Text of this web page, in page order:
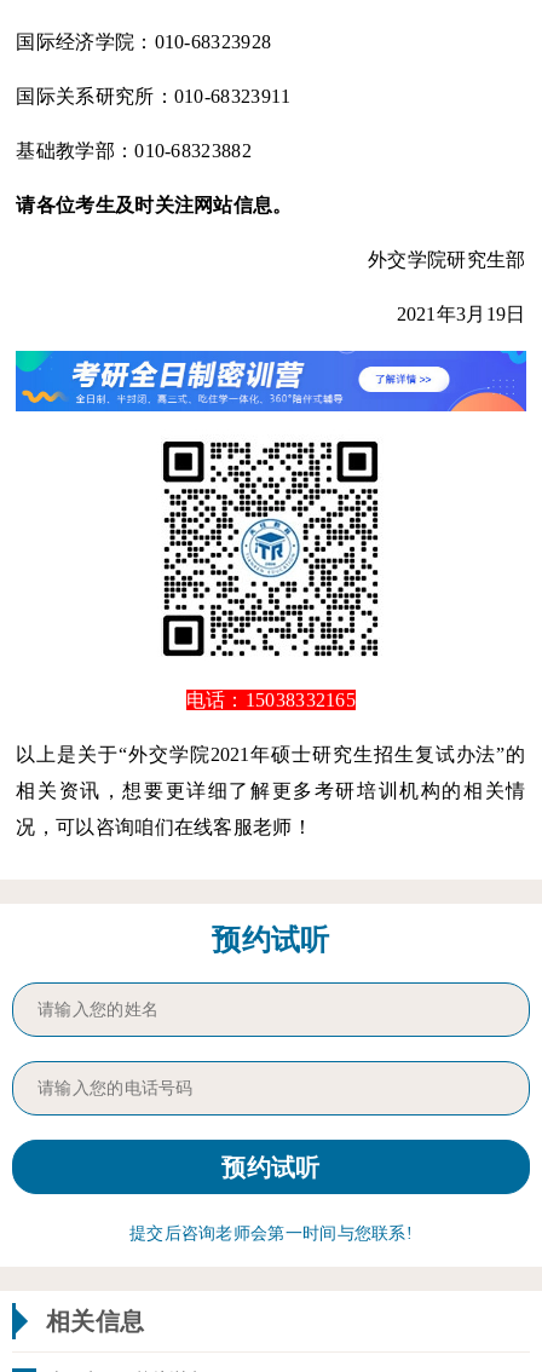
国际经济学院：010-68323928
国际关系研究所：010-68323911
基础教学部：010-68323882
请各位考生及时关注网站信息。
外交学院研究生部
2021年3月19日
电话：15038332165
以上是关于“外交学院2021年硕士研究生招生复试办法”的
相关资讯，想要更详细了解更多考研培训机构的相关情
况，可以咨询咱们在线客服老师！
预约试听
提交后咨询老师会第一时间与您联系!
相关信息